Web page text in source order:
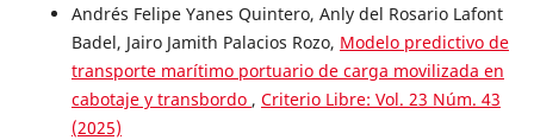
Andrés Felipe Yanes Quintero, Anly del Rosario Lafont
Badel, Jairo Jamith Palacios Rozo, Modelo predictivo de
transporte marítimo portuario de carga movilizada en
cabotaje y transbordo , Criterio Libre: Vol. 23 Núm. 43
(2025)